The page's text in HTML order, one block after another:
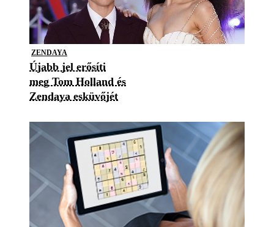
ZENDAYA
Újabb jel erősíti
meg Tom Holland és
Zendaya esküvőjét